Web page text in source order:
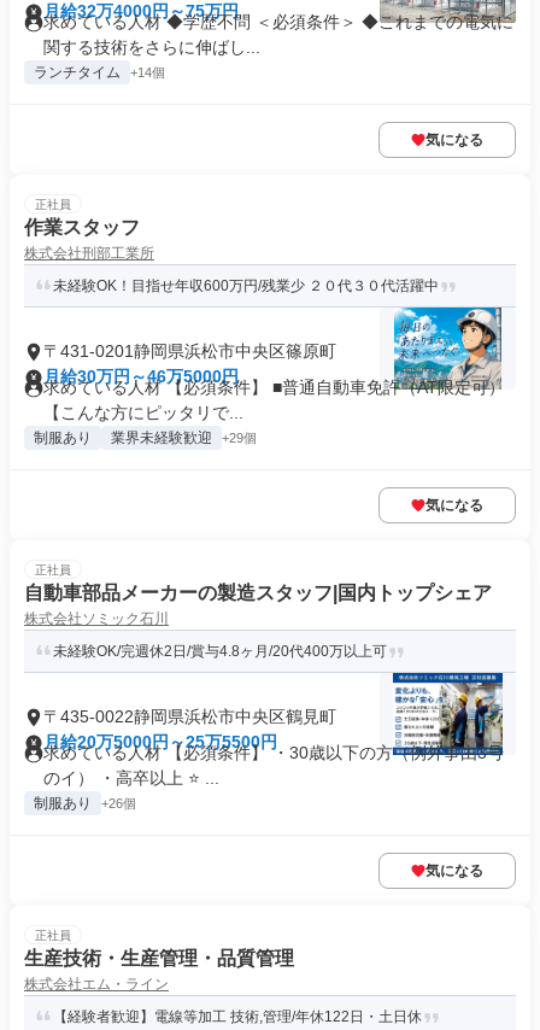
月給32万4000円～75万円
求めている人材 ◆学歴不問 ＜必須条件＞ ◆これまでの電気に
関する技術をさらに伸ばし...
ランチタイム +14個
気になる
正社員
作業スタッフ
株式会社刑部工業所
未経験OK！目指せ年収600万円/残業少 ２０代３０代活躍中
〒431-0201静岡県浜松市中央区篠原町
月給30万円～46万5000円
求めている人材 【必須条件】 ■普通自動車免許（AT限定可）
【こんな方にピッタリで...
制服あり 業界未経験歓迎 +29個
気になる
正社員
自動車部品メーカーの製造スタッフ|国内トップシェア
株式会社ソミック石川
未経験OK/完週休2日/賞与4.8ヶ月/20代400万以上可
〒435-0022静岡県浜松市中央区鶴見町
月給20万5000円～25万5500円
求めている人材 【必須条件】 ・30歳以下の方（例外事由3号
のイ） ・高卒以上 ⭐ ...
制服あり +26個
気になる
正社員
生産技術・生産管理・品質管理
株式会社エム・ライン
【経験者歓迎】電線等加工 技術,管理/年休122日・土日休